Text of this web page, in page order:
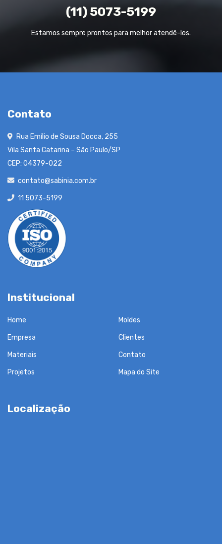
(11) 5073-5199
Estamos sempre prontos para melhor atendê-los.
Contato
Rua Emílio de Sousa Docca, 255
Vila Santa Catarina – São Paulo/SP
CEP: 04379-022
contato@sabinia.com.br
11 5073-5199
Institucional
Home
Empresa
Materiais
Projetos
Moldes
Clientes
Contato
Mapa do Site
Localização